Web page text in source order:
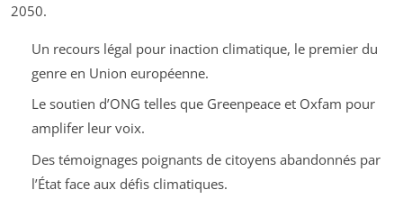
2050.
Un recours légal pour inaction climatique, le premier du
genre en Union européenne.
Le soutien d’ONG telles que Greenpeace et Oxfam pour
amplifer leur voix.
Des témoignages poignants de citoyens abandonnés par
l’État face aux défis climatiques.